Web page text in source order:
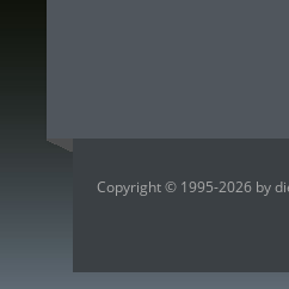
Copyright © 1995-2026 by